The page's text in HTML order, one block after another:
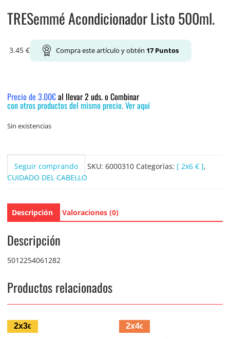
TRESemmé Acondicionador Listo 500ml.
3.45 € Compra este artículo y obtén 17Puntos
Precio de 3.00€al llevar 2 uds. o Combinar
con otros productos del mismo precio. Ver aquí
Sin existencias
Seguir comprando SKU: 6000310 Categorías: [ 2x6 € ],
CUIDADO DEL CABELLO
Descripción Valoraciones (0)
Descripción
5012254061282
Productos relacionados
2x3€ 2x4€